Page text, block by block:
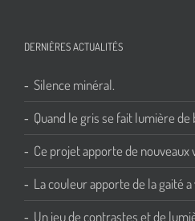
DERNIÈRES ACTUALITÉS
Silence minéral.
Quand le gris se fait lumière
Ce projet apporte de
La couleur apporte de la gaité
Un jeu de contrastes et de